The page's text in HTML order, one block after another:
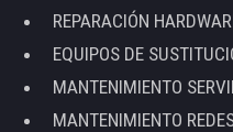
REPARACIÓN
EQUIPOS DE
MANTENIMIENTO
MANTENIMIENTO